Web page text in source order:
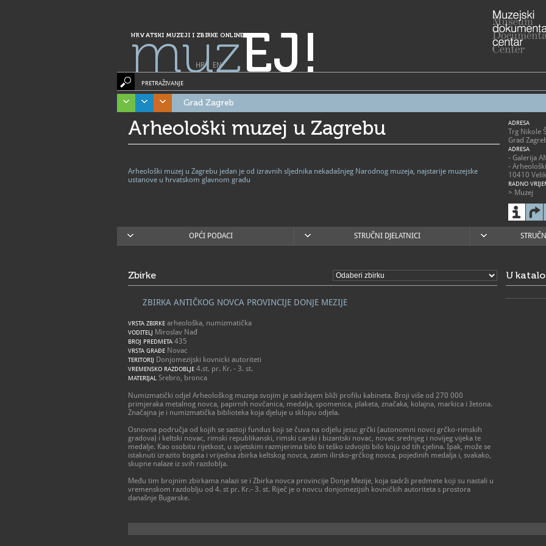
HRVATSKI MUZEJI I ZBIRKE ONLINE
muzEJ!
HR| EN
PRETRAŽIVANJE
Grad Zagreb
Arheološki muzej u Zagrebu
Arheološki muzej u Zagrebu jedan je od izravnih sljednika nekadašnjeg Narodnog muzeja, najstarije muzejske
ustanove u hrvatskom glavnom gradu
ADRESA
Trg Nikole
Grad
ADRESA
- Galerija
-
10410
RADNO
> Muzej
- subota
- nedjelja
-
- od
prema
OPĆI PODACI STRUČNI DJELATNICI
Zbirke
ZBIRKA ANTIČKOG NOVCA PROVINCIJE DONJE MEZIJE
VRSTA ZBIRKE arheološka, numizmatička
VODITELJ Miroslav Nađ
BROJ PREDMETA 435
VRSTA GRAĐE Novac
TERITORIJ Donjomezijski kovnicki autoriteti
VREMENSKO RAZDOBLJE 4.st. pr. Kr. - 3. st.
MATERIJAL Srebro, bronca
Numizmatički odjel Arheološkog muzeja svojim je sadržajem bliži profilu kabineta. Broji više od 270 000
primjeraka metalnog novca, papirnih novčanica, medalja, spomenica, plaketa, značaka, kolajna, markica i žetona.
Značajna je i numizmatička biblioteka koja djeluje u sklopu odjela.
Osnovna područja od kojih se sastoji fundus koji se čuva na odjelu jesu: grčki (autonomni novci grčko-rimskih
gradova) i keltski novac, rimski republikanski, rimski carski i bizantski novac, novac srednjeg i novijeg vijeka te
medalje. Kao osobitu rijetkost, u svjetskim razmjerima bilo bi teško izdvojiti bilo koju od tih cjelina. Ipak, može se
istaknuti izrazito bogata i vrijedna zbirka keltskog novca, zatim ilirsko-grčkog novca, pojedinih medalja i, svakako,
skupne nalaze iz svih razdoblja.
Među tim brojnim zbirkama nalazi se i Zbirka novca provincije Donje Mezije, koja sadrži predmete koji su nastali u
vremenskom razdoblju od 4. st pr. Kr.- 3. st. Riječ je o novcu donjomezijsih kovničkih autoriteta s prostora
današnje Bugarske.
U